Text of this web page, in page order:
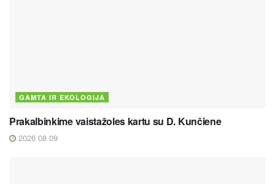
GAMTA IR EKOLOGIJA
Prakalbinkime vaistažoles kartu su D. Kunčiene
2026 08 09